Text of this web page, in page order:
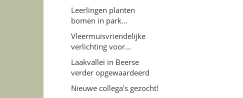
Leerlingen planten
bomen in park...
Vleermuisvriendelijke
verlichting voor...
Laakvallei in Beerse
verder opgewaardeerd
Nieuwe collega's gezocht!